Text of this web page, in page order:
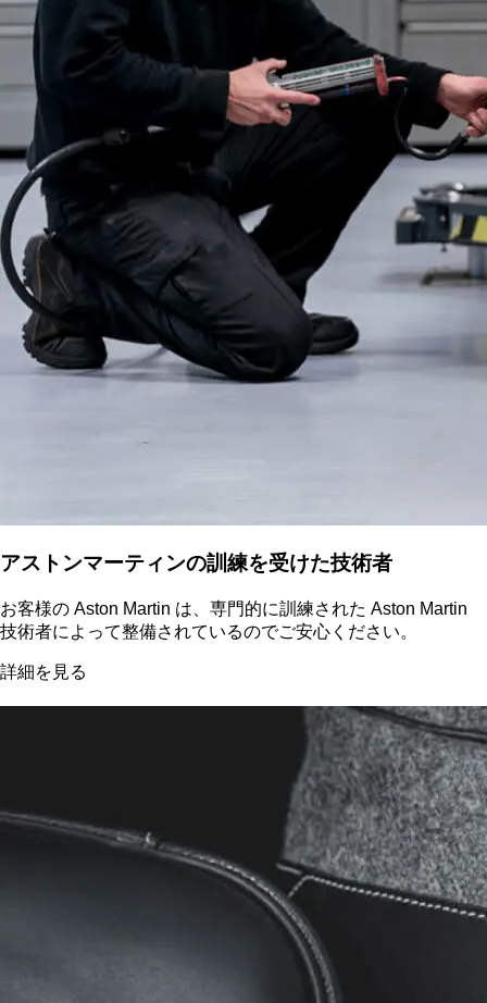
アストンマーティンの訓練を受けた技術者
お客様の Aston Martin は、専門的に訓練された Aston Martin
技術者によって整備されているのでご安心ください。
詳細を見る